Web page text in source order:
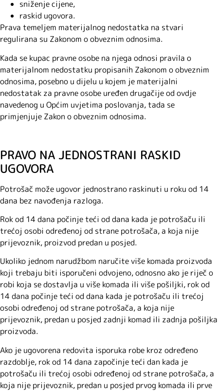
sniženje cijene,
raskid ugovora.
Prava temeljem materijalnog nedostatka na stvari
regulirana su Zakonom o obveznim odnosima.
Kada se kupac pravne osobe na njega odnosi pravila o
materijalnom nedostatku propisanih Zakonom o obveznim
odnosima, posebno u dijelu u kojem je materijalni
nedostatak za pravne osobe uređen drugačije od ovdje
navedenog u Općim uvjetima poslovanja, tada se
primjenjuje Zakon o obveznim odnosima.
PRAVO NA JEDNOSTRANI RASKID
UGOVORA
Potrošač može ugovor jednostrano raskinuti u roku od 14
dana bez navođenja razloga.
Rok od 14 dana počinje teći od dana kada je potrošaču ili
trećoj osobi određenoj od strane potrošača, a koja nije
prijevoznik, proizvod predan u posjed.
Ukoliko jednom narudžbom naručite više komada proizvoda
koji trebaju biti isporučeni odvojeno, odnosno ako je riječ o
robi koja se dostavlja u više komada ili više pošiljki, rok od
14 dana počinje teći od dana kada je potrošaču ili trećoj
osobi određenoj od strane potrošača, a koja nije
prijevoznik, predan u posjed zadnji komad ili zadnja pošiljka
proizvoda.
Ako je ugovorena redovita isporuka robe kroz određeno
razdoblje, rok od 14 dana započinje teći dan kada je
potrošaču ili trećoj osobi određenoj od strane potrošača, a
koja nije prijevoznik, predan u posjed prvog komada ili prve